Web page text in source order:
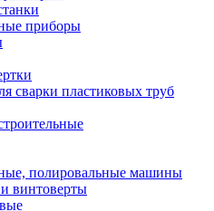
приборы
сварки пластиковых труб
полировальные машины
винтоверты